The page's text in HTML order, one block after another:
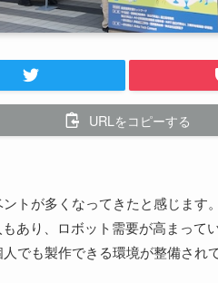
URLをコピーする
トが多くなってきたと感じます。
あり、ロボット需要が高まって
でも製作できる環境が整備され